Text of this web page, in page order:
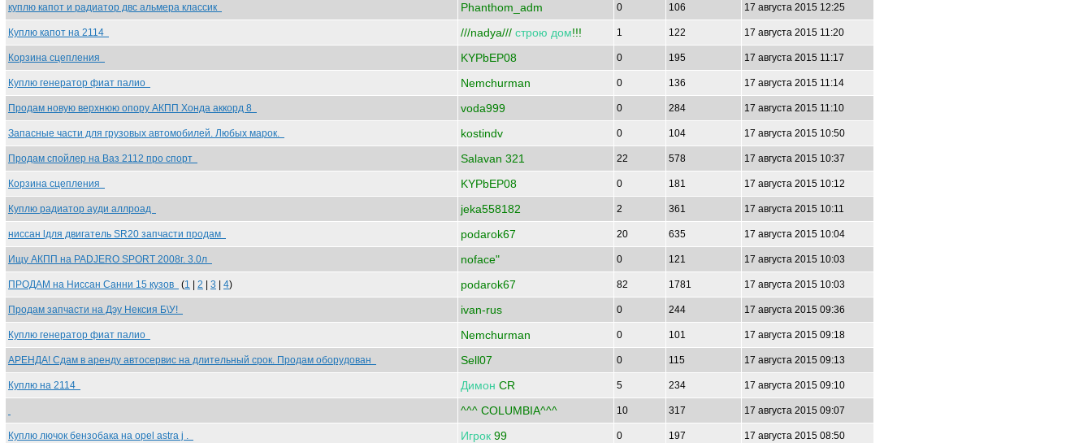
куплю капот и радиатор двс альмера классик Phanthom_adm 0 106 17 августа 2015 12:25
Куплю капот на 2114 ///nadya/// строю дом!!! 1 122 17 августа 2015 11:20
Корзина сцепления KYPbEP08 0 195 17 августа 2015 11:17
Куплю генератор фиат палио Nemchurman 0 136 17 августа 2015 11:14
Продам новую верхнюю опору АКПП Хонда аккорд 8 voda999 0 284 17 августа 2015 11:10
Запасные части для грузовых автомобилей. Любых марок. kostindv 0 104 17 августа 2015 10:50
Продам спойлер на Ваз 2112 про спорт Salavan 321 22 578 17 августа 2015 10:37
Корзина сцепления KYPbEP08 0 181 17 августа 2015 10:12
Куплю радиатор ауди аллроад jeka558182 2 361 17 августа 2015 10:11
ниссан lдля двигатель SR20 запчасти продам podarok67 20 635 17 августа 2015 10:04
Ищу АКПП на PADJERO SPORT 2008г. 3.0л noface" 0 121 17 августа 2015 10:03
ПРОДАМ на Ниссан Санни 15 кузов (1 2 3 4) podarok67 82 1781 17 августа 2015 10:03
Продам запчасти на Дэу Нексия Б\У! ivan-rus 0 244 17 августа 2015 09:36
Куплю генератор фиат палио Nemchurman 0 101 17 августа 2015 09:18
АРЕНДА! Сдам в аренду автосервис на длительный срок. Продам оборудован Sell07 0 115 17 августа 2015 09:13
Куплю на 2114 Димон CR 5 234 17 августа 2015 09:10
^^^ COLUMBIA^^^ 10 317 17 августа 2015 09:07
Куплю лючок бензобака на opel astra j . Игрок 99 0 197 17 августа 2015 08:50